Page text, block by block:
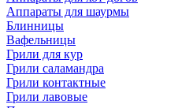
Аппараты для шаурмы
Блинницы
Вафельницы
Грили для кур
Грили саламандра
Грили контактные
Грили лавовые